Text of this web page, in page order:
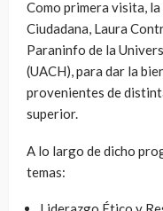
Como primera visita,
Ciudadana, Laura
Paraninfo de la
(UACH), para dar la
provenientes de
superior.
A lo largo de dicho
temas: